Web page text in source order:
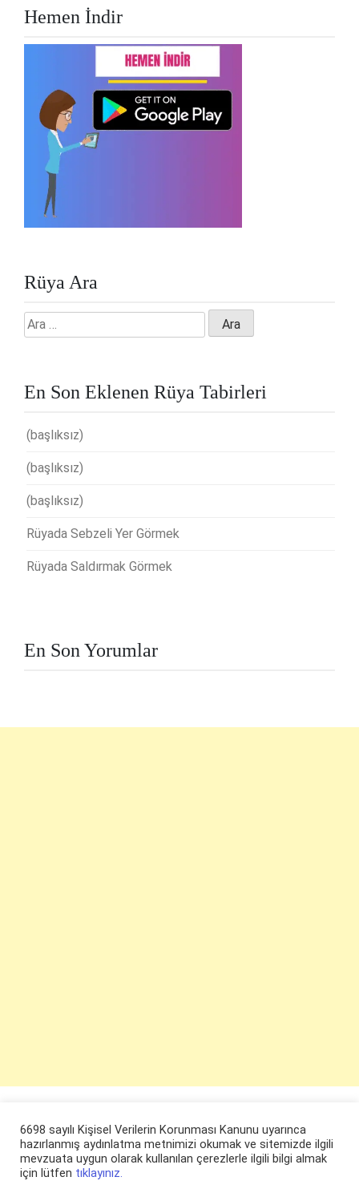
Hemen İndir
Rüya Ara
Arama:
En Son Eklenen Rüya Tabirleri
(başlıksız)
(başlıksız)
(başlıksız)
Rüyada Sebzeli Yer Görmek
Rüyada Saldırmak Görmek
En Son Yorumlar
6698 sayılı Kişisel Verilerin Korunması Kanunu uyarınca
hazırlanmış aydınlatma metnimizi okumak ve sitemizde ilgili
mevzuata uygun olarak kullanılan çerezlerle ilgili bilgi almak
için lütfen tıklayınız.